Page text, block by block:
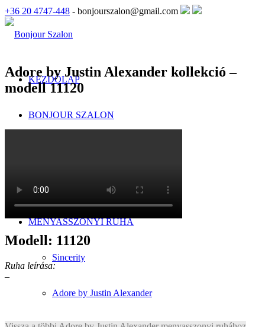
+36 20 4747-448 - bonjourszalon@gmail.com
KEZDŐLAP
BONJOUR SZALON
Menyasszonyi ruha kölcsönzés
MENYASSZONYI RUHA
Sincerity
Adore by Justin Alexander
Adore by Justin Alexander kollekció –
modell 11120
Modell: 11120
Ruha leírása:
–